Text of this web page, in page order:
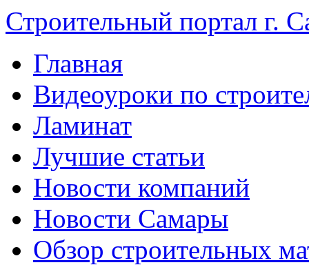
Строительный портал г.
Главная
Видеоуроки по
Ламинат
Лучшие статьи
Новости компаний
Новости Самары
Обзор строительных